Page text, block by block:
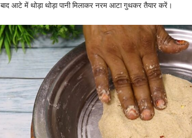
आटे में थोड़ा थोड़ा पानी मिलाकर नरम आटा गुथकर तैयार करें।